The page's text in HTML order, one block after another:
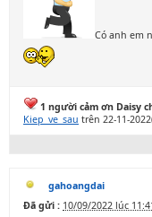
Có anh em
1 người cảm ơn Daisy
Kiep_ve_sau trên 22-11-
gahoangdai
Đã gửi : 10/09/2022 lúc